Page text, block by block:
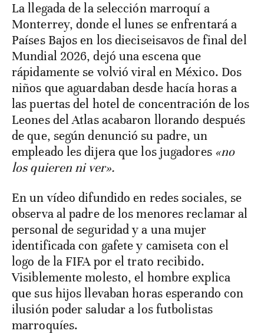
La llegada de la selección marroquí a
Monterrey, donde el lunes se enfrentará a
Países Bajos en los dieciseisavos de final del
Mundial 2026, dejó una escena que
rápidamente se volvió viral en México. Dos
niños que aguardaban desde hacía horas a
las puertas del hotel de concentración de los
Leones del Atlas acabaron llorando después
de que, según denunció su padre, un
empleado les dijera que los jugadores «no
los quieren ni ver».
En un vídeo difundido en redes sociales, se
observa al padre de los menores reclamar al
personal de seguridad y a una mujer
identificada con gafete y camiseta con el
logo de la FIFA por el trato recibido.
Visiblemente molesto, el hombre explica
que sus hijos llevaban horas esperando con
ilusión poder saludar a los futbolistas
marroquíes.